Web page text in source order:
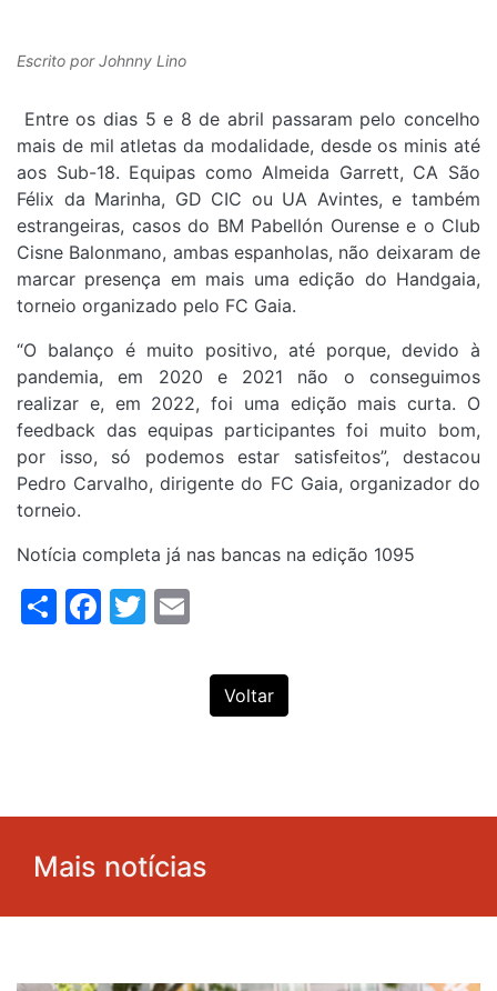
Escrito porJohnny Lino
Entre os dias 5 e 8 de abril passaram pelo concelho
mais de mil atletas da modalidade, desde os minis até
aos Sub-18. Equipas como Almeida Garrett, CA São
Félix da Marinha, GD CIC ou UA Avintes, e também
estrangeiras, casos do BM Pabellón Ourense e o Club
Cisne Balonmano, ambas espanholas, não deixaram de
marcar presença em mais uma edição do Handgaia,
torneio organizado pelo FC Gaia.
“O balanço é muito positivo, até porque, devido à
pandemia, em 2020 e 2021 não o conseguimos
realizar e, em 2022, foi uma edição mais curta. O
feedback das equipas participantes foi muito bom,
por isso, só podemos estar satisfeitos”, destacou
Pedro Carvalho, dirigente do FC Gaia, organizador do
torneio.
Notícia completa já nas bancas na edição 1095
ShareFacebook
Twitter
Voltar
Mais notícias